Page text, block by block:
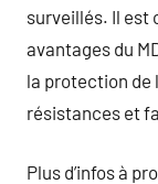
surveillés. Il est
avantages du
la protection de
résistances et
Plus d’infos à